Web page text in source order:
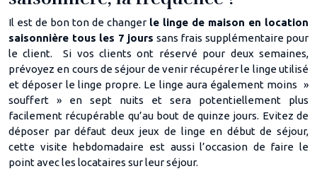
Il est de bon ton de changer le linge de maison en location
saisonnière tous les 7 jours sans frais supplémentaire pour
le client. Si vos clients ont réservé pour deux semaines,
prévoyez en cours de séjour de venir récupérer le linge utilisé
et déposer le linge propre. Le linge aura également moins »
souffert » en sept nuits et sera potentiellement plus
facilement récupérable qu’au bout de quinze jours. Evitez de
déposer par défaut deux jeux de linge en début de séjour,
cette visite hebdomadaire est aussi l’occasion de faire le
point avec les locataires sur leur séjour.